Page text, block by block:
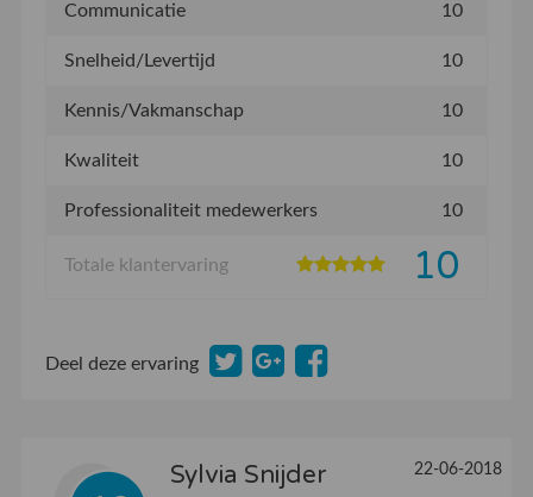
Communicatie 10
Snelheid/Levertijd 10
Kennis/Vakmanschap 10
Kwaliteit 10
Professionaliteit medewerkers 10
Totale klantervaring 10
Deel deze ervaring
Sylvia Snijder 22-06-2018